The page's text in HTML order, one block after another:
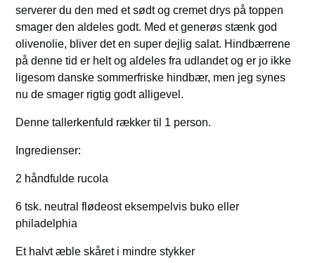
serverer du den med et sødt og cremet drys på toppen
smager den aldeles godt. Med et generøs stænk god
olivenolie, bliver det en super dejlig salat. Hindbærrene
på denne tid er helt og aldeles fra udlandet og er jo ikke
ligesom danske sommerfriske hindbær, men jeg synes
nu de smager rigtig godt alligevel.
Denne tallerkenfuld rækker til 1 person.
Ingredienser:
2 håndfulde rucola
6 tsk. neutral flødeost eksempelvis buko eller
philadelphia
Et halvt æble skåret i mindre stykker